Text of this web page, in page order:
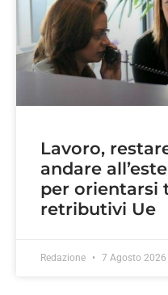
Lavoro,
andare
per orientarsi
retributivi Ue
Redazione 7 Agosto 2026